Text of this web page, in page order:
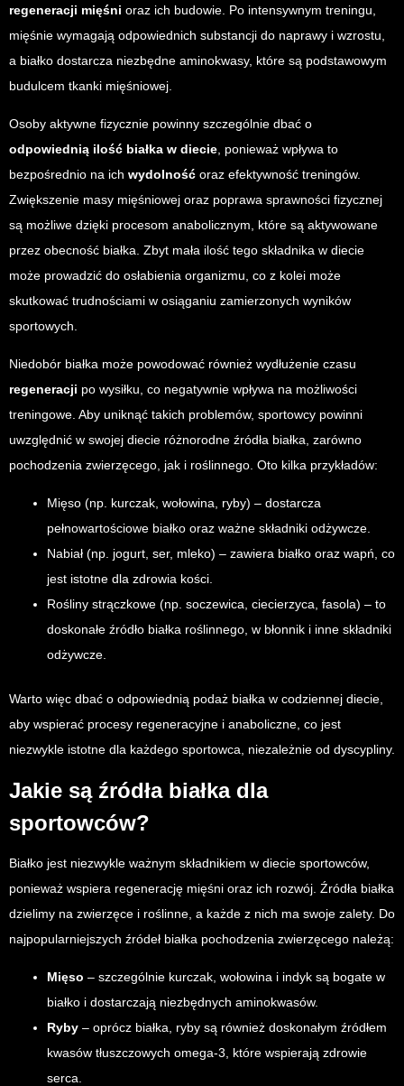
regeneracji mięśni oraz ich budowie. Po intensywnym treningu,
mięśnie wymagają odpowiednich substancji do naprawy i wzrostu,
a białko dostarcza niezbędne aminokwasy, które są podstawowym
budulcem tkanki mięśniowej.
Osoby aktywne fizycznie powinny szczególnie dbać o
odpowiednią ilość białka w diecie , ponieważ wpływa to
bezpośrednio na ich wydolność oraz efektywność treningów.
Zwiększenie masy mięśniowej oraz poprawa sprawności fizycznej
są możliwe dzięki procesom anabolicznym, które są aktywowane
przez obecność białka. Zbyt mała ilość tego składnika w diecie
może prowadzić do osłabienia organizmu, co z kolei może
skutkować trudnościami w osiąganiu zamierzonych wyników
sportowych.
Niedobór białka może powodować również wydłużenie czasu
regeneracji po wysiłku, co negatywnie wpływa na możliwości
treningowe. Aby uniknąć takich problemów, sportowcy powinni
uwzględnić w swojej diecie różnorodne źródła białka, zarówno
pochodzenia zwierzęcego, jak i roślinnego. Oto kilka przykładów:
Mięso (np. kurczak, wołowina, ryby) – dostarcza
pełnowartościowe białko oraz ważne składniki odżywcze.
Nabiał (np. jogurt, ser, mleko) – zawiera białko oraz wapń, co
jest istotne dla zdrowia kości.
Rośliny strączkowe (np. soczewica, ciecierzyca, fasola) – to
doskonałe źródło białka roślinnego, w błonnik i inne składniki
odżywcze.
Warto więc dbać o odpowiednią podaż białka w codziennej diecie,
aby wspierać procesy regeneracyjne i anaboliczne, co jest
niezwykle istotne dla każdego sportowca, niezależnie od dyscypliny.
Jakie są źródła białka dla
sportowców?
Białko jest niezwykle ważnym składnikiem w diecie sportowców,
ponieważ wspiera regenerację mięśni oraz ich rozwój. Źródła białka
dzielimy na zwierzęce i roślinne, a każde z nich ma swoje zalety. Do
najpopularniejszych źródeł białka pochodzenia zwierzęcego należą:
Mięso – szczególnie kurczak, wołowina i indyk są bogate w
białko i dostarczają niezbędnych aminokwasów.
Ryby – oprócz białka, ryby są również doskonałym źródłem
kwasów tłuszczowych omega-3, które wspierają zdrowie
serca.